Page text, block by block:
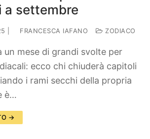
settembre
FRANCESCA IAFANO ZODIACO
un mese di grandi svolte per
ecco chi chiuderà capitoli
i rami secchi della propria
è…
→